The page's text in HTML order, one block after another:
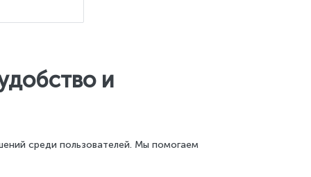
и
среди пользователей. Мы помогаем